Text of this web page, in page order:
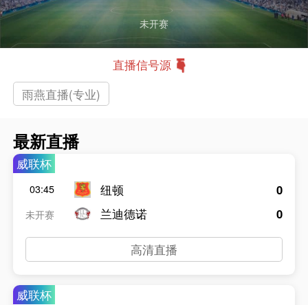
未开赛
直播信号源
雨燕直播(专业)
最新直播
威联杯
03:45
未开赛
纽顿
兰迪德诺
0
0
高清直播
威联杯